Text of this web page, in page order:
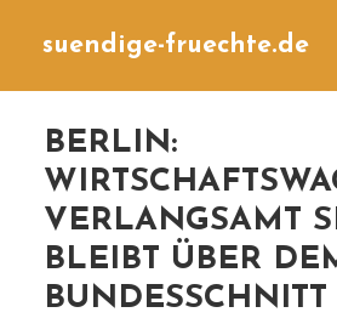
suendige-fruechte.de
BERLIN:
VERLANGSAMT
BLEIBT ÜBER
BUNDESSCHNITT